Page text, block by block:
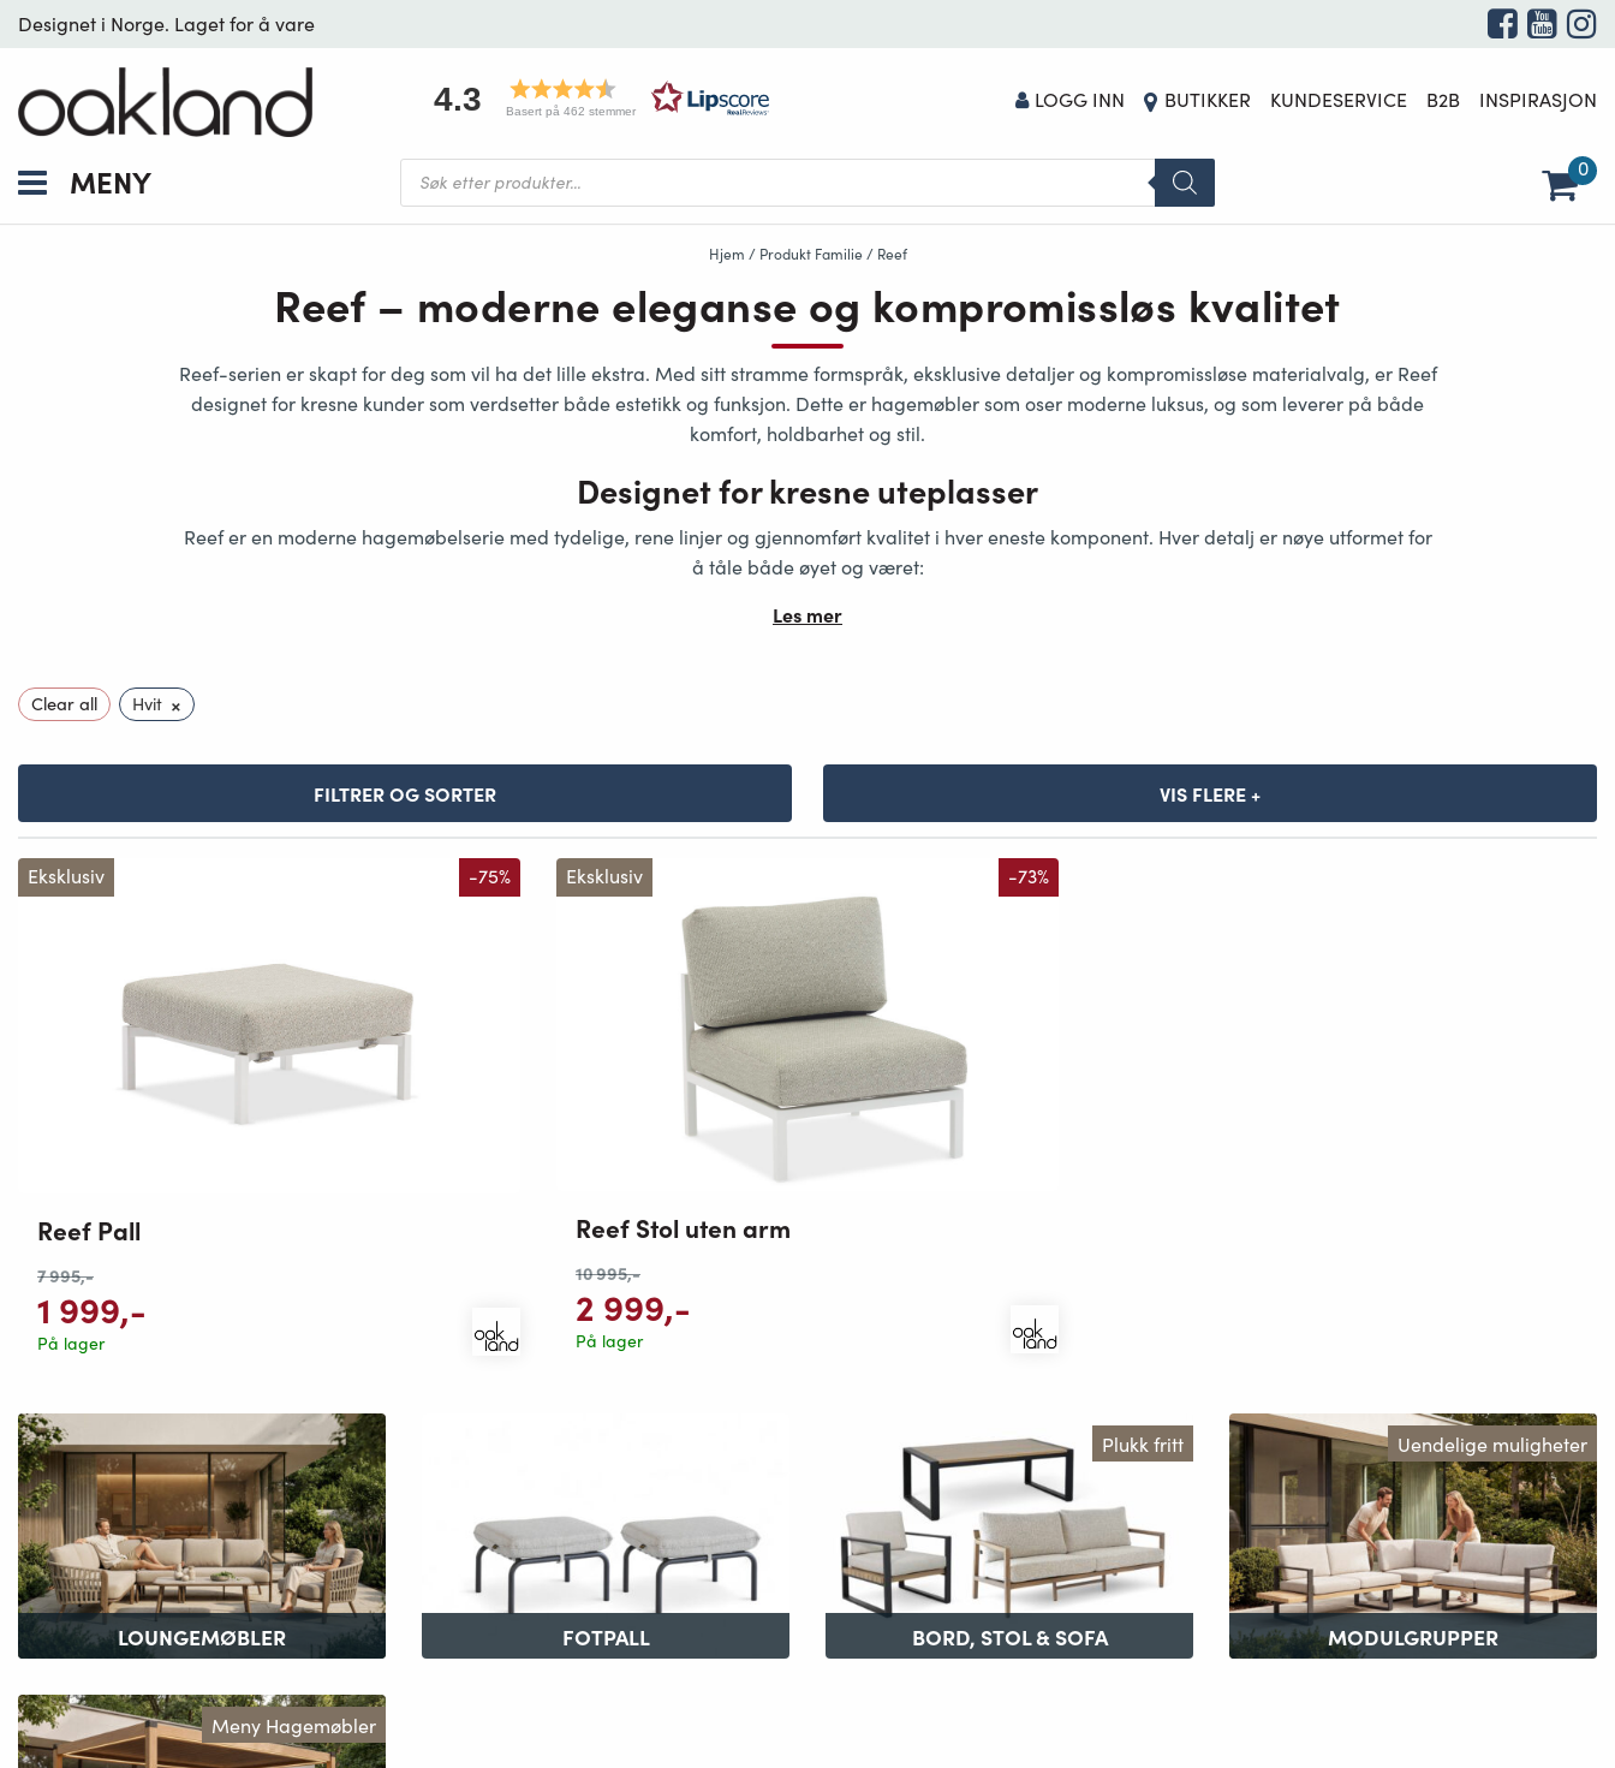
Designet i Norge. Laget for å vare
4.3 Basert på 462 stemmer LOGG INN BUTIKKER KUNDESERVICE B2B INSPIRASJON
MENY
Products
search
0
Hjem / Produkt Familie / Reef
Reef – moderne eleganse og kompromissløs kvalitet
Reef-serien er skapt for deg som vil ha det lille ekstra. Med sittstramme formspråk, eksklusive detaljer og kompromissløse materialvalg, er Reef
designet for kresne kunder som verdsetter både estetikk og funksjon. Dette er hagemøbler som oser moderne luksus, og som leverer på både
komfort, holdbarhet og stil.
Designet for kresne uteplasser
Reef er en moderne hagemøbelseriemed tydelige, rene linjer og gjennomført kvalitet i hver eneste komponent. Hver detalj er nøye utformet for
å tåle både øyet og været:
Les mer
Clear all Hvit ×
FILTRER OG SORTER VIS FLERE +
Eksklusiv -75%
Reef Pall
7 995,-
1 999,-
På lager
Eksklusiv -73%
Reef Stol uten arm
10 995,-
2 999,-
På lager
LOUNGEMØBLER FOTPALL
Plukk fritt
BORD, STOL & SOFA
Uendelige muligheter
MODULGRUPPER
Meny Hagemøbler